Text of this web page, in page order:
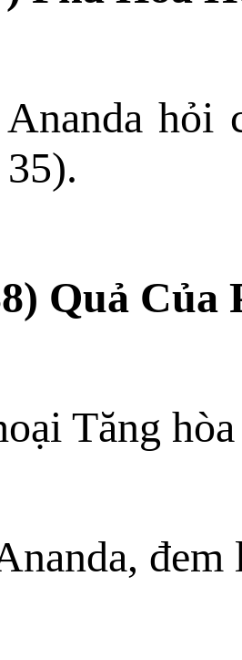
hỏi
Quả Của
Tăng